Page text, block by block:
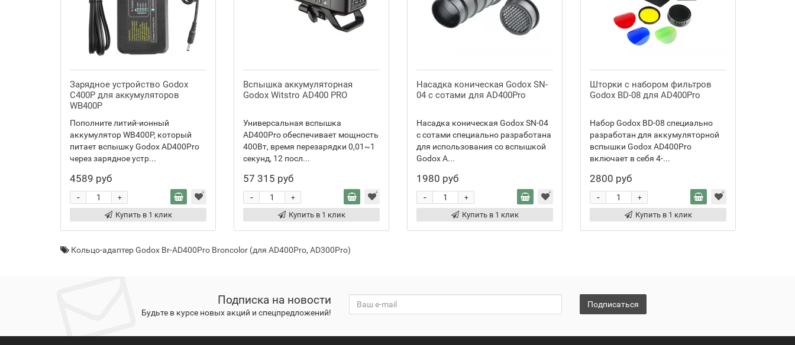
Зарядное устройство Godox
C400P для аккумуляторов
WB400P
Пополните литий-ионный
аккумулятор WB400P, который
питает вспышку Godox AD400Pro
через зарядное устр...
4589 руб
+
-
Купить в 1 клик
Вспышка аккумуляторная
Godox Witstro AD400 PRO
Универсальная вспышка
AD400Pro обеспечивает мощность
400Вт, время перезарядки 0,01~1
секунд, 12 посл...
57 315 руб
+
-
Купить в 1 клик
Насадка коническая Godox SN-
04 с сотами для AD400Pro
Насадка коническая Godox SN-04
с сотами специально разработана
для использования со вспышкой
Godox A...
1980 руб
+
-
Купить в 1 клик
Шторки с набором фильтров
Godox BD-08 для AD400Pro
Набор Godox BD-08 специально
разработан для аккумуляторной
вспышки Godox AD400Pro
включает в себя 4-...
2800 руб
+
-
Купить в 1 клик
Кольцо-адаптер Godox Br-AD400Pro Broncolor (для AD400Pro, AD300Pro)
Подписка на новости
Будьте в курсе новых акций и спецпредложений!
Подписаться